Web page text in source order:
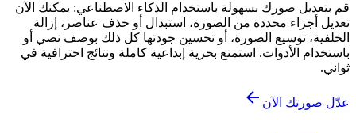
قم بتعديل صورك بسهولة باستخدام الذكاء الاصطناعي: يمكنك الآن
تعديل أجزاء محددة من الصورة، استبدال أو حذف عناصر، إزالة
الخلفية، توسيع الصورة، أو تحسين جودتها كل ذلك بوصف نصي أو
باستخدام الأدوات. استمتع بحرية إبداعية كاملة ونتائج احترافية في
ثواني.
عدّل صورتك الآن